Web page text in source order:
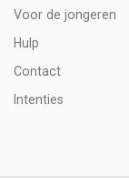
Voor de jongeren
Hulp
Contact
Intenties